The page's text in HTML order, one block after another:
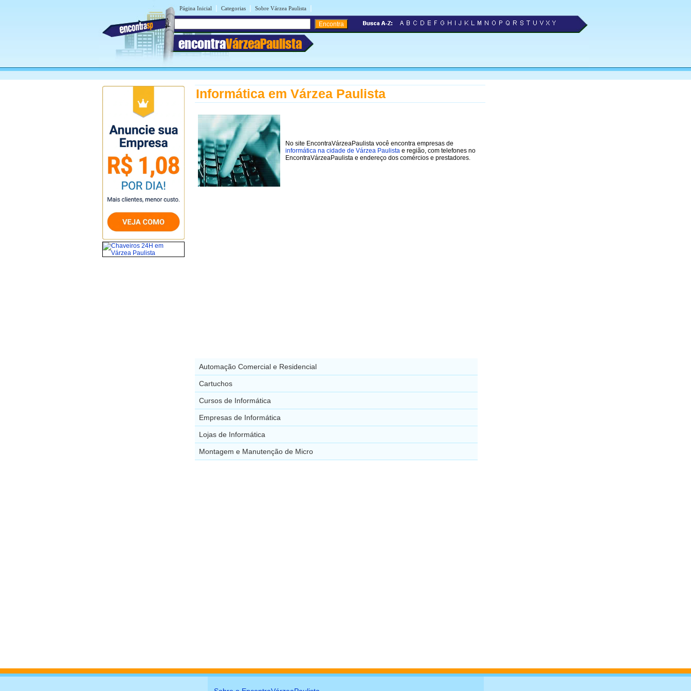
Página Inicial | Categorias | Sobre Várzea Paulista |
encontraVárzeaPaulista
Informática em Várzea Paulista
No site EncontraVárzeaPaulista você encontra empresas de
informática na cidade de Várzea Paulista e região, com telefones no
EncontraVárzeaPaulista e endereço dos comércios e prestadores.
Automação Comercial e Residencial
Cartuchos
Cursos de Informática
Empresas de Informática
Lojas de Informática
Montagem e Manutenção de Micro